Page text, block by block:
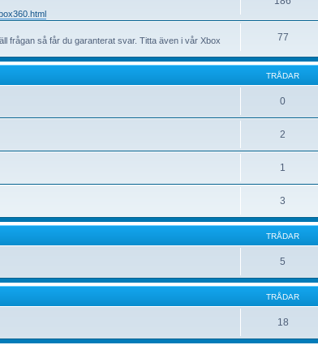
frågan så får du garanterat svar. Titta även i vår Xbox
77
TRÅDAR
0
2
1
3
TRÅDAR
5
TRÅDAR
18